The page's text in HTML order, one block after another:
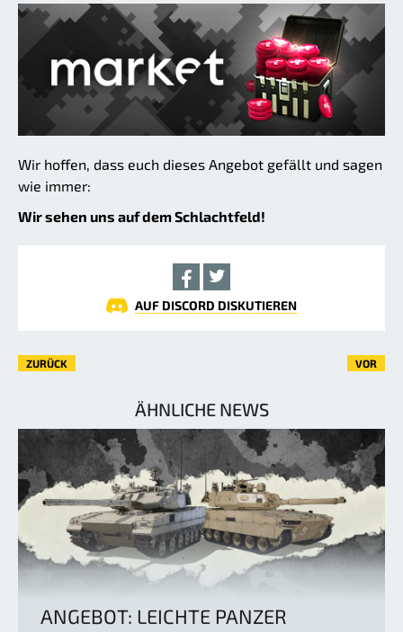
Wir hoffen, dass euch dieses Angebot gefällt und sagen
wie immer:
Wir sehen uns auf dem Schlachtfeld!
AUF DISCORD DISKUTIEREN
ZURÜCK VOR
ÄHNLICHE NEWS
ANGEBOT: LEICHTE PANZER